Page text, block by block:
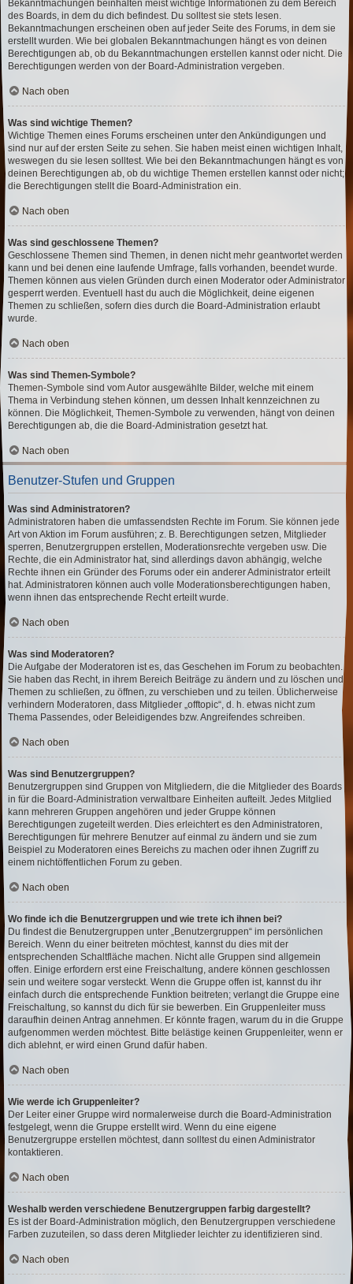
Bekanntmachungen beinhalten meist wichtige Informationen zu dem Bereich
des Boards, in dem du dich befindest. Du solltest sie stets lesen.
Bekanntmachungen erscheinen oben auf jeder Seite des Forums, in dem sie
erstellt wurden. Wie bei globalen Bekanntmachungen hängt es von deinen
Berechtigungen ab, ob du Bekanntmachungen erstellen kannst oder nicht. Die
Berechtigungen werden von der Board-Administration vergeben.
Nach oben
Was sind wichtige Themen?
Wichtige Themen eines Forums erscheinen unter den Ankündigungen und
sind nur auf der ersten Seite zu sehen. Sie haben meist einen wichtigen Inhalt,
weswegen du sie lesen solltest. Wie bei den Bekanntmachungen hängt es von
deinen Berechtigungen ab, ob du wichtige Themen erstellen kannst oder nicht;
die Berechtigungen stellt die Board-Administration ein.
Nach oben
Was sind geschlossene Themen?
Geschlossene Themen sind Themen, in denen nicht mehr geantwortet werden
kann und bei denen eine laufende Umfrage, falls vorhanden, beendet wurde.
Themen können aus vielen Gründen durch einen Moderator oder Administrator
gesperrt werden. Eventuell hast du auch die Möglichkeit, deine eigenen
Themen zu schließen, sofern dies durch die Board-Administration erlaubt
wurde.
Nach oben
Was sind Themen-Symbole?
Themen-Symbole sind vom Autor ausgewählte Bilder, welche mit einem
Thema in Verbindung stehen können, um dessen Inhalt kennzeichnen zu
können. Die Möglichkeit, Themen-Symbole zu verwenden, hängt von deinen
Berechtigungen ab, die die Board-Administration gesetzt hat.
Nach oben
Benutzer-Stufen und Gruppen
Was sind Administratoren?
Administratoren haben die umfassendsten Rechte im Forum. Sie können jede
Art von Aktion im Forum ausführen; z. B. Berechtigungen setzen, Mitglieder
sperren, Benutzergruppen erstellen, Moderationsrechte vergeben usw. Die
Rechte, die ein Administrator hat, sind allerdings davon abhängig, welche
Rechte ihnen ein Gründer des Forums oder ein anderer Administrator erteilt
hat. Administratoren können auch volle Moderationsberechtigungen haben,
wenn ihnen das entsprechende Recht erteilt wurde.
Nach oben
Was sind Moderatoren?
Die Aufgabe der Moderatoren ist es, das Geschehen im Forum zu beobachten.
Sie haben das Recht, in ihrem Bereich Beiträge zu ändern und zu löschen und
Themen zu schließen, zu öffnen, zu verschieben und zu teilen. Üblicherweise
verhindern Moderatoren, dass Mitglieder „offtopic“, d. h. etwas nicht zum
Thema Passendes, oder Beleidigendes bzw. Angreifendes schreiben.
Nach oben
Was sind Benutzergruppen?
Benutzergruppen sind Gruppen von Mitgliedern, die die Mitglieder des Boards
in für die Board-Administration verwaltbare Einheiten aufteilt. Jedes Mitglied
kann mehreren Gruppen angehören und jeder Gruppe können
Berechtigungen zugeteilt werden. Dies erleichtert es den Administratoren,
Berechtigungen für mehrere Benutzer auf einmal zu ändern und sie zum
Beispiel zu Moderatoren eines Bereichs zu machen oder ihnen Zugriff zu
einem nichtöffentlichen Forum zu geben.
Nach oben
Wo finde ich die Benutzergruppen und wie trete ich ihnen bei?
Du findest die Benutzergruppen unter „Benutzergruppen“ im persönlichen
Bereich. Wenn du einer beitreten möchtest, kannst du dies mit der
entsprechenden Schaltfläche machen. Nicht alle Gruppen sind allgemein
offen. Einige erfordern erst eine Freischaltung, andere können geschlossen
sein und weitere sogar versteckt. Wenn die Gruppe offen ist, kannst du ihr
einfach durch die entsprechende Funktion beitreten; verlangt die Gruppe eine
Freischaltung, so kannst du dich für sie bewerben. Ein Gruppenleiter muss
daraufhin deinen Antrag annehmen. Er könnte fragen, warum du in die Gruppe
aufgenommen werden möchtest. Bitte belästige keinen Gruppenleiter, wenn er
dich ablehnt, er wird einen Grund dafür haben.
Nach oben
Wie werde ich Gruppenleiter?
Der Leiter einer Gruppe wird normalerweise durch die Board-Administration
festgelegt, wenn die Gruppe erstellt wird. Wenn du eine eigene
Benutzergruppe erstellen möchtest, dann solltest du einen Administrator
kontaktieren.
Nach oben
Weshalb werden verschiedene Benutzergruppen farbig dargestellt?
Es ist der Board-Administration möglich, den Benutzergruppen verschiedene
Farben zuzuteilen, so dass deren Mitglieder leichter zu identifizieren sind.
Nach oben